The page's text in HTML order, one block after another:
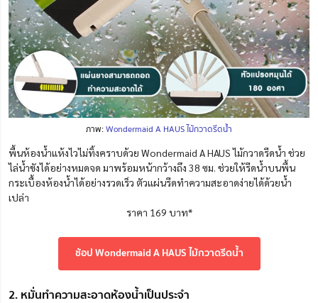
ภาพ:Wondermaid A HAUS ไม้กวาดรีดน้ำ
พื้นห้องน้ำแห้งไวไม่ทิ้งคราบด้วย Wondermaid A HAUS ไม้กวาดรีดน้ำ ช่วย
ไล่น้ำขังได้อย่างหมดจด มาพร้อมหน้ากว้างถึง 38 ซม. ช่วยให้รีดน้ำบนพื้น
กระเบื้องห้องน้ำได้อย่างรวดเร็ว ตัวแผ่นรีดทำความสะอาดง่ายได้ด้วยน้ำ
เปล่า
ราคา 169 บาท*
ช้อป Wondermaid A HAUS ไม้กวาดรีดน้ำ
2. หมั่นทำความสะอาดห้องน้ำเป็นประจำ